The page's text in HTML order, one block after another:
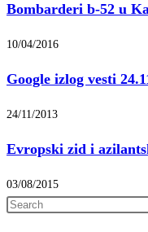
Bombarderi b-52 u
10/04/2016
Google izlog vesti
24/11/2013
Evropski zid i
03/08/2015